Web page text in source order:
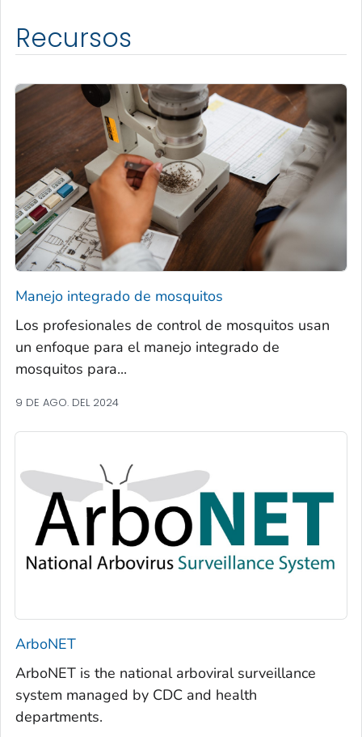
Recursos
Manejo integrado de mosquitos
Los profesionales de control de mosquitos usan
un enfoque para el manejo integrado de
mosquitos para...
9 DE AGO. DEL 2024
ArboNET
ArboNET is the national arboviral surveillance
system managed by CDC and health
departments.